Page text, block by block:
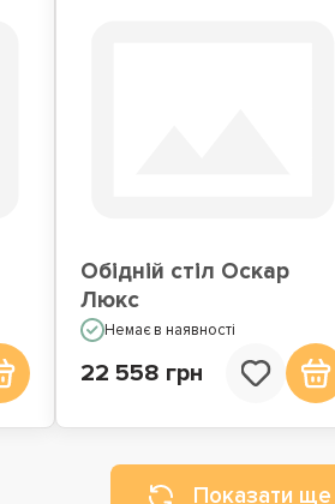
Обідній стіл Оскар
Люкс
Немає в наявності
22 558 грн
Показати ще